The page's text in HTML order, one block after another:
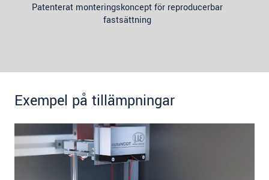
Patenterat monteringskoncept för reproducerbar
fastsättning
Exempel på tillämpningar